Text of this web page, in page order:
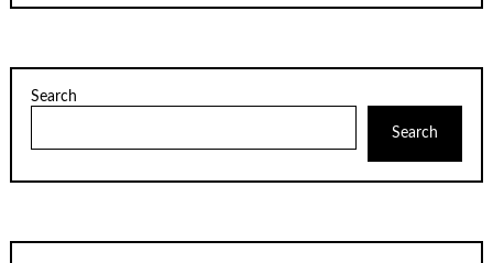
Search
Search